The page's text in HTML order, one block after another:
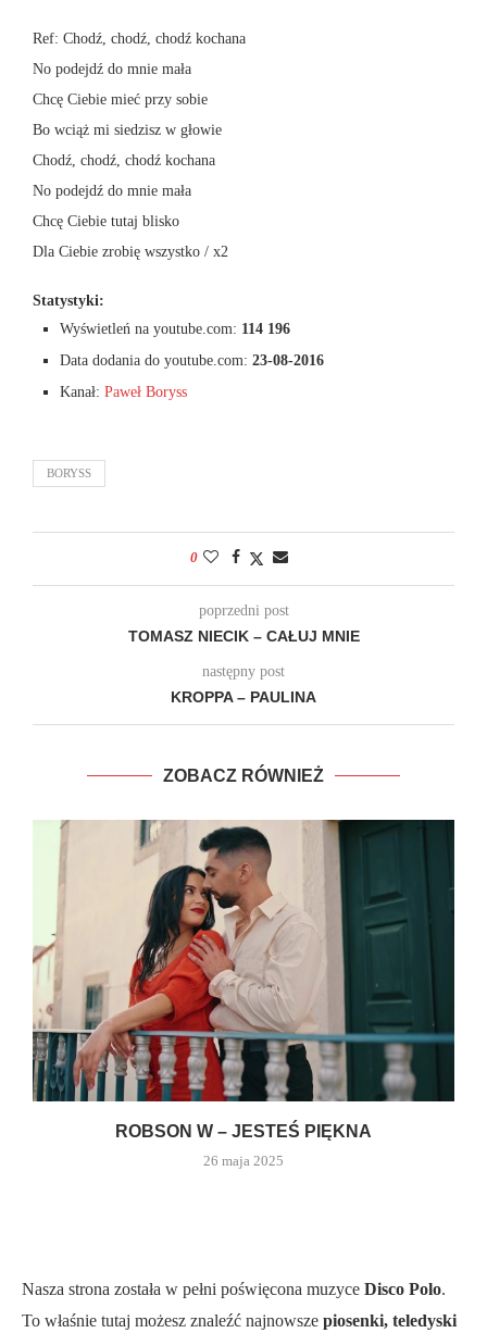
Ref: Chodź, chodź, chodź kochana
No podejdź do mnie mała
Chcę Ciebie mieć przy sobie
Bo wciąż mi siedzisz w głowie
Chodź, chodź, chodź kochana
No podejdź do mnie mała
Chcę Ciebie tutaj blisko
Dla Ciebie zrobię wszystko / x2
Statystyki:
Wyświetleń na youtube.com: 114 196
Data dodania do youtube.com: 23-08-2016
Kanał: Paweł Boryss
BORYSS
0
poprzedni post
TOMASZ NIECIK – CAŁUJ MNIE
następny post
KROPPA – PAULINA
ZOBACZ RÓWNIEŻ
ROBSON W – JESTEŚ PIĘKNA
26 maja 2025
Nasza strona została w pełni poświęcona muzyce Disco Polo.
To właśnie tutaj możesz znaleźć najnowsze piosenki, teledyski